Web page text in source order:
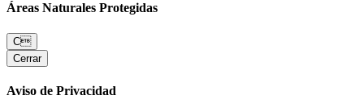
Áreas Naturales Protegidas
C
Cerrar
Aviso de Privacidad